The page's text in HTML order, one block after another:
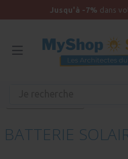
Jusqu'à -7% dans
BATTERIE